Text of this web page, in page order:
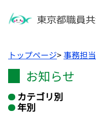
トップページ>事務担
お知らせ
カテゴリ別
年別